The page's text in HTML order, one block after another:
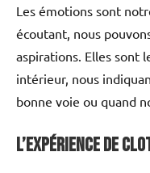
Les émotions sont
écoutant, nous
aspirations. Elles sont
intérieur, nous
bonne voie ou quand
L’Expérience de